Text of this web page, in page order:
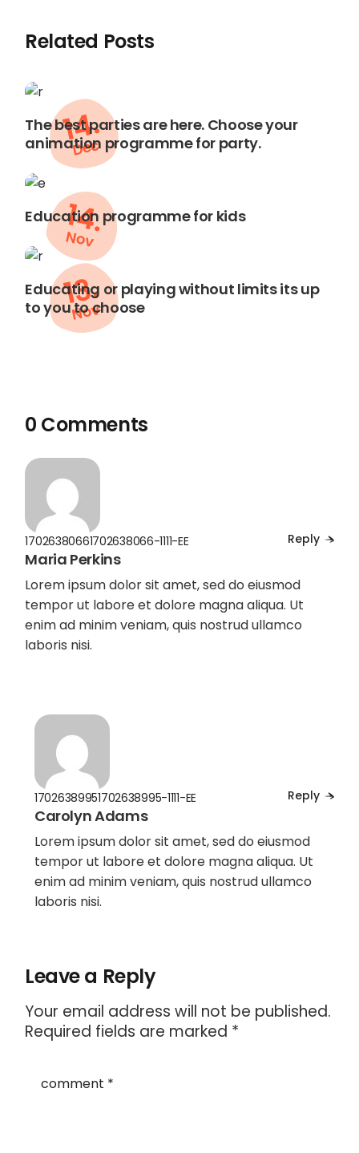
Related Posts
14.
Dec
The best parties are here. Choose your
animation programme for party.
14.
Nov
Education programme for kids
13.
Nov
Educating or playing without limits its up
to you to choose
0 Comments
17026380661702638066-1111-EE
Maria Perkins
Reply
Lorem ipsum dolor sit amet, sed do eiusmod
tempor ut labore et dolore magna aliqua. Ut
enim ad minim veniam, quis nostrud ullamco
laboris nisi.
17026389951702638995-1111-EE
Carolyn Adams
Reply
Lorem ipsum dolor sit amet, sed do eiusmod
tempor ut labore et dolore magna aliqua. Ut
enim ad minim veniam, quis nostrud ullamco
laboris nisi.
Leave a Reply
Your email address will not be published.
Required fields are marked *